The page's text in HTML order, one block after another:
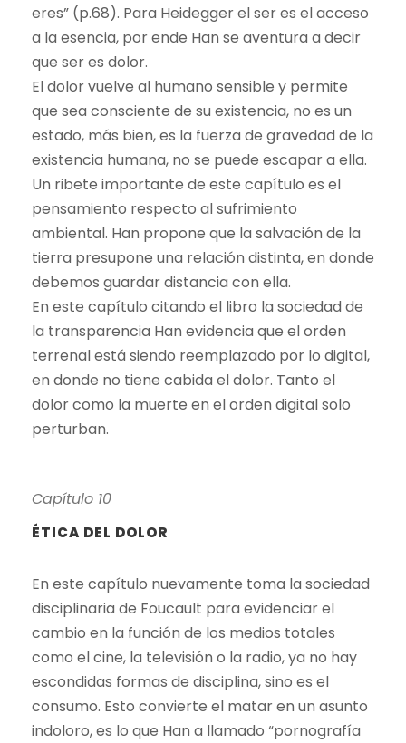
eres” (p.68). Para Heidegger el ser es el acceso
a la esencia, por ende Han se aventura a decir
que ser es dolor.
El dolor vuelve al humano sensible y permite
que sea consciente de su existencia, no es un
estado, más bien, es la fuerza de gravedad de la
existencia humana, no se puede escapar a ella.
Un ribete importante de este capítulo es el
pensamiento respecto al sufrimiento
ambiental. Han propone que la salvación de la
tierra presupone una relación distinta, en donde
debemos guardar distancia con ella.
En este capítulo citando el libro la sociedad de
la transparencia Han evidencia que el orden
terrenal está siendo reemplazado por lo digital,
en donde no tiene cabida el dolor. Tanto el
dolor como la muerte en el orden digital solo
perturban.
Capítulo 10
ÉTICA DEL DOLOR
En este capítulo nuevamente toma la sociedad
disciplinaria de Foucault para evidenciar el
cambio en la función de los medios totales
como el cine, la televisión o la radio, ya no hay
escondidas formas de disciplina, sino es el
consumo. Esto convierte el matar en un asunto
indoloro, es lo que Han a llamado “pornografía